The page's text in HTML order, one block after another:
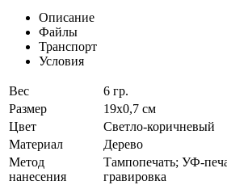
Описание
Файлы
Транспорт
Условия
Вес
6 гр.
Размер
19х0,7 см
Цвет
Светло-коричневый
Материал
Дерево
Метод
нанесения
Тампопечать; УФ-
гравировка